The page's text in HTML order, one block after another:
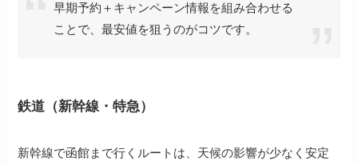
早期予約＋キャンペーン情報を組み合わせる
ことで、最安値を狙うのがコツです。
鉄道（新幹線・特急）
新幹線で函館まで行くルートは、天候の影響が少なく安定